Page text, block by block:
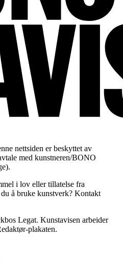
nettsiden er beskyttet av
med kunstneren/BONO
i lov eller tillatelse fra
å bruke kunstverk? Kontakt
Legat. Kunstavisen arbeider
plakaten.